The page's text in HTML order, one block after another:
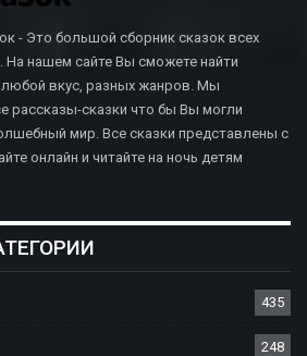
- Это большой сборник сказок всех
нашем сайте Вы сможете найти
любой вкус, разных жанров. Мы
рассказы-сказки что бы Вы могли
мир. Все сказки представлены с
онлайн и читайте на ночь детям
435
248